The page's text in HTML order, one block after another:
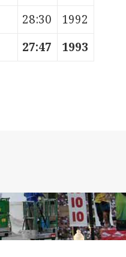
28:30
1992
27:47 1993